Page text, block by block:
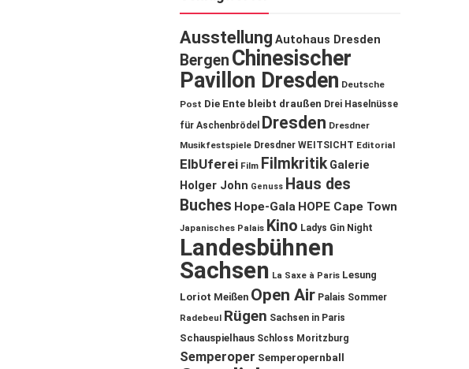
Ausstellung Autohaus Dresden
Bergen Chinesischer
Pavillon Dresden Deutsche
Post Die Ente bleibt draußen Drei Haselnüsse
für Aschenbrödel
Dresden Dresdner
Musikfestspiele Dresdner WEITSICHT Editorial
ElbUferei Film Filmkritik Galerie
Holger John Genuss Haus des
Buches Hope-Gala HOPE Cape Town
Japanisches Palais Kino Ladys Gin Night
Landesbühnen
Sachsen La Saxe à Paris Lesung
Loriot Meißen Open Air Palais Sommer
Radebeul Rügen Sachsen in Paris
Schauspielhaus Schloss Moritzburg
Semperoper Semperopernball